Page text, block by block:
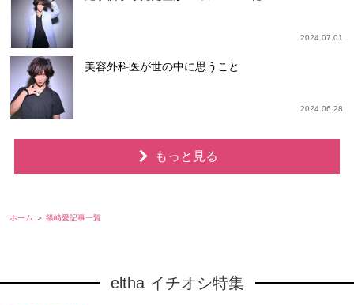
2024.07.01
美容外科医が世の中に思うこと
2024.06.28
もっと見る
ホーム 篠崎愛記事一覧
eltha イチオシ特集